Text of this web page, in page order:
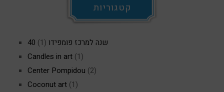
קטגוריות
40 שנה למרכז פומפידו (1)
Candles in art (1)
Center Pompidou (2)
Coconut art (1)